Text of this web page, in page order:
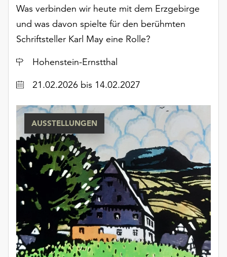
oder
dem
Impressum
Was verbinden wir heute mit dem Erzgebirge
und was davon spielte für den berühmten
Schriftsteller Karl May eine Rolle?
Ort
Hohenstein-Ernstthal
Datum21.02.2026 bis 14.02.2027
AUSSTELLUNGEN